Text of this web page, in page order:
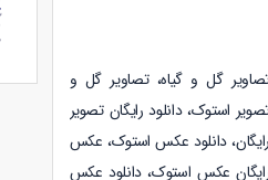
گل و گیاه،تصاویر گل و
استوک، دانلود رایگان تصویر
دانلود عکس استوک، عکس
عکس استوک، دانلود عکس